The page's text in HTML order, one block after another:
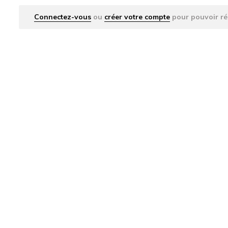
Connectez-vous ou créer votre compte pour pouvoir